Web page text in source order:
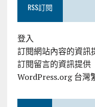
RSS訂閱
登入
訂閱網站內容的資訊
訂閱留言的資訊提供
WordPress.org 台灣